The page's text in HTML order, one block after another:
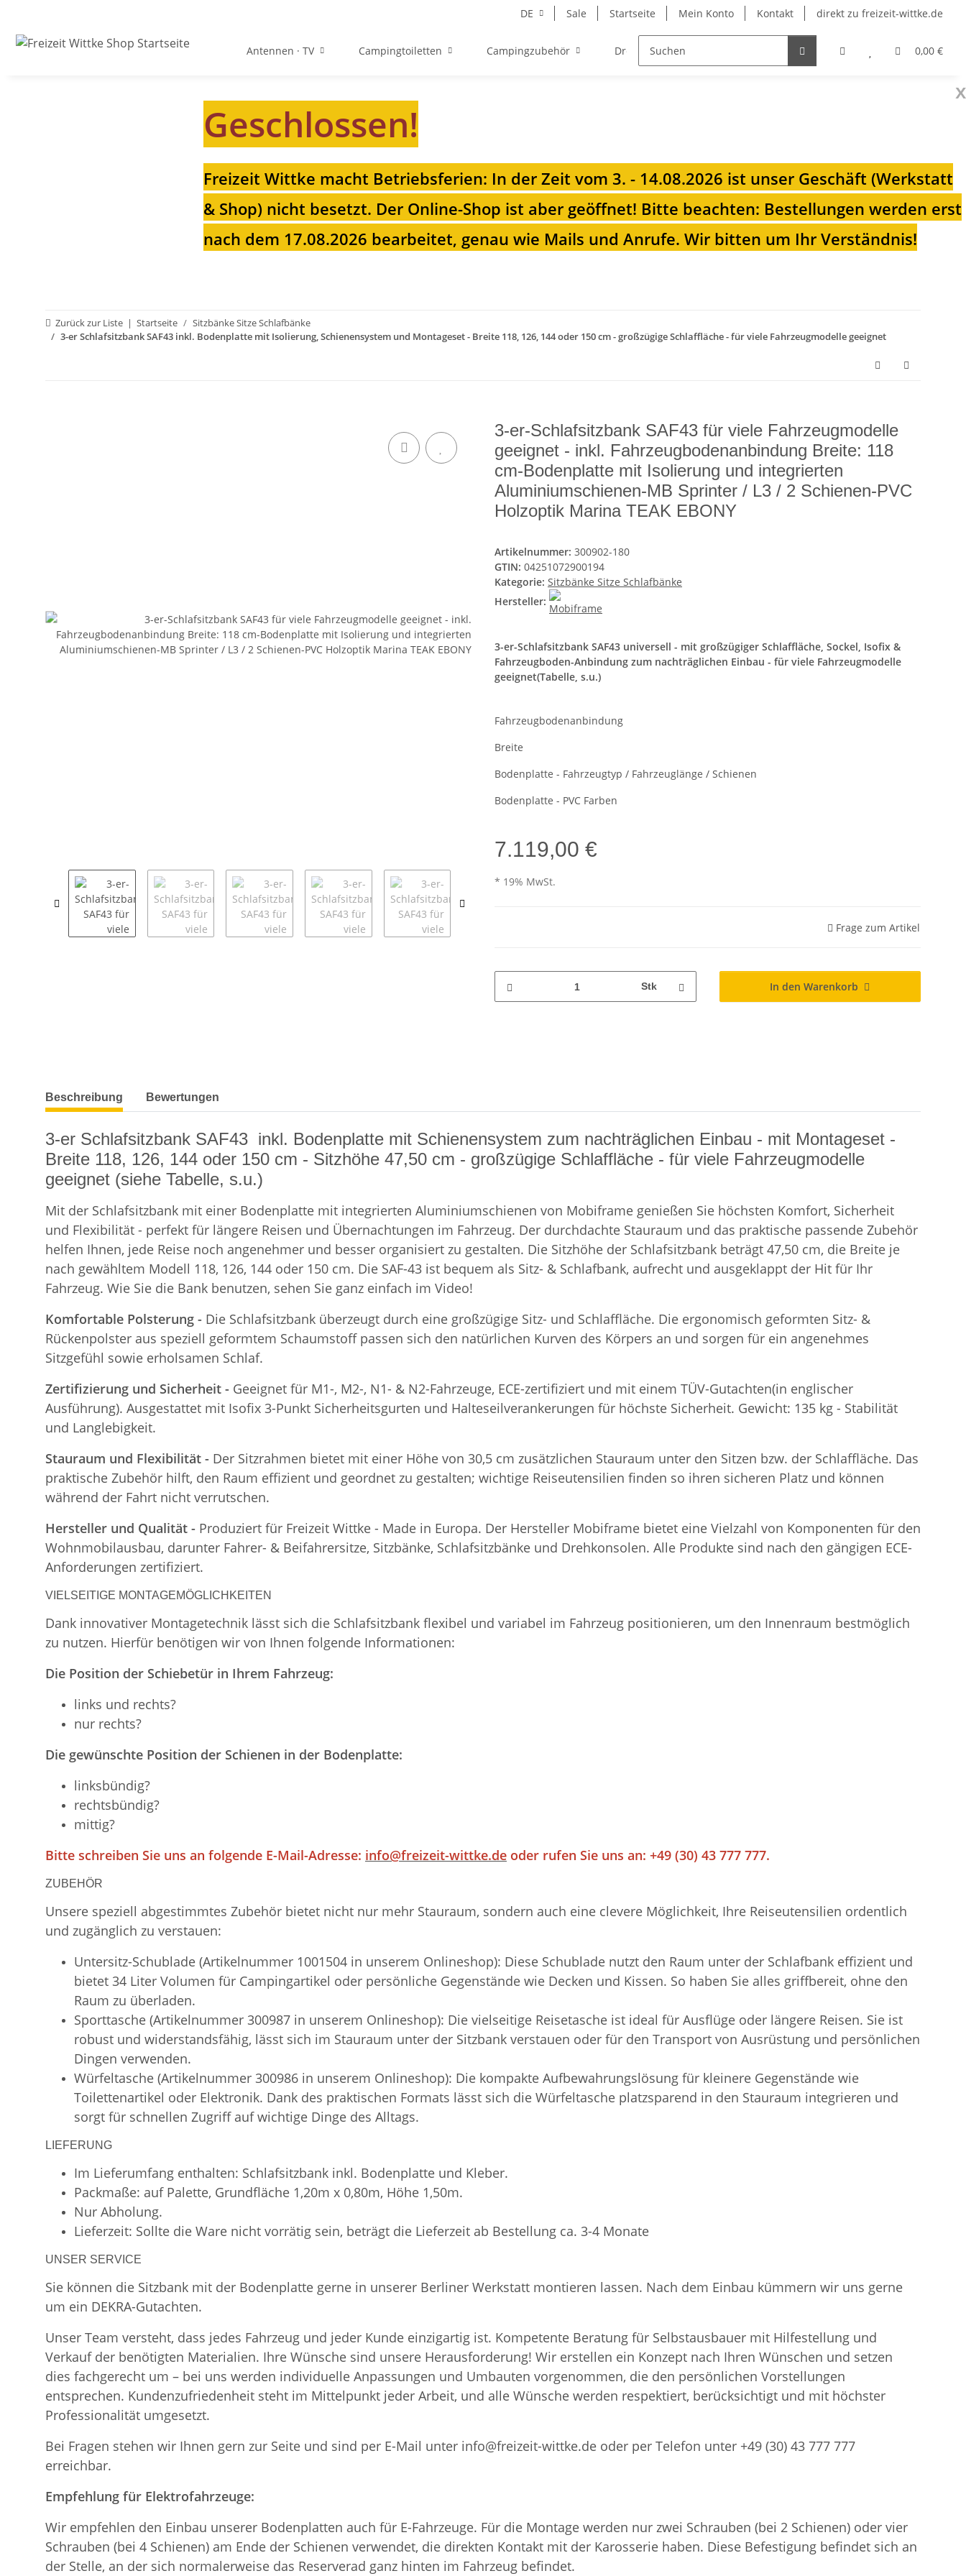
DE Sale Startseite Mein Konto Kontakt direkt zu freizeit-wittke.de
0,00 €
Antennen · TV Campingtoiletten Campingzubehör Drehkonsolen Heizungen für Ihren
x
Geschlossen!
Freizeit Wittke macht Betriebsferien: In der Zeit vom 3. - 14.08.2026 ist unser Geschäft (Werkstatt
& Shop) nicht besetzt. Der Online-Shop ist aber geöffnet! Bitte beachten: Bestellungen werden erst
nach dem 17.08.2026 bearbeitet, genau wie Mails und Anrufe. Wir bitten um Ihr Verständnis!
Zurück zur Liste Startseite
Sitzbänke Sitze Schlafbänke
3-er Schlafsitzbank SAF43 inkl. Bodenplatte mit Isolierung, Schienensystem und Montageset - Breite 118, 126, 144 oder 150 cm - großzügige Schlaffläche - für viele Fahrzeugmodelle geeignet
3-er-Schlafsitzbank SAF43 für viele Fahrzeugmodelle
geeignet - inkl. Fahrzeugbodenanbindung Breite: 118
cm-Bodenplatte mit Isolierung und integrierten
Aluminiumschienen-MB Sprinter / L3 / 2 Schienen-PVC
Holzoptik Marina TEAK EBONY
Artikelnummer: 300902-180
GTIN: 04251072900194
Kategorie: Sitzbänke Sitze Schlafbänke
Hersteller:
3-er-Schlafsitzbank SAF43 universell - mit großzügiger Schlaffläche, Sockel, Isofix &
Fahrzeugboden-Anbindung zum nachträglichen Einbau - für viele Fahrzeugmodelle
geeignet(Tabelle, s.u.)
Fahrzeugbodenanbindung
Breite
Bodenplatte - Fahrzeugtyp / Fahrzeuglänge / Schienen
Bodenplatte - PVC Farben
7.119,00 €
* 19% MwSt.
Frage zum Artikel
Stk In den Warenkorb
weitere Registerkarten anzeigen
Beschreibung Bewertungen
3-er Schlafsitzbank SAF43 inkl. Bodenplatte mit Schienensystem zum nachträglichen Einbau - mit Montageset -
Breite 118, 126, 144 oder 150 cm - Sitzhöhe 47,50 cm - großzügige Schlaffläche - für viele Fahrzeugmodelle
geeignet (siehe Tabelle, s.u.)
Mit der Schlafsitzbank mit einer Bodenplatte mit integrierten Aluminiumschienen von Mobiframe genießen Sie höchsten Komfort, Sicherheit
und Flexibilität - perfekt für längere Reisen und Übernachtungen im Fahrzeug. Der durchdachte Stauraum und das praktische passende Zubehör
helfen Ihnen, jede Reise noch angenehmer und besser organisiert zu gestalten. Die Sitzhöhe der Schlafsitzbank beträgt 47,50 cm, die Breite je
nach gewähltem Modell 118, 126, 144 oder 150 cm. Die SAF-43 ist bequem als Sitz- & Schlafbank, aufrecht und ausgeklappt der Hit für Ihr
Fahrzeug. Wie Sie die Bank benutzen, sehen Sie ganz einfach im Video!
Komfortable Polsterung - Die Schlafsitzbank überzeugt durch eine großzügige Sitz- und Schlaffläche. Die ergonomisch geformten Sitz- &
Rückenpolster aus speziell geformtem Schaumstoff passen sich den natürlichen Kurven des Körpers an und sorgen für ein angenehmes
Sitzgefühl sowie erholsamen Schlaf.
Zertifizierung und Sicherheit - Geeignet für M1-, M2-, N1- & N2-Fahrzeuge, ECE-zertifiziert und mit einem TÜV-Gutachten(in englischer
Ausführung). Ausgestattet mit Isofix 3-Punkt Sicherheitsgurten und Halteseilverankerungen für höchste Sicherheit. Gewicht: 135 kg - Stabilität
und Langlebigkeit.
Stauraum und Flexibilität - Der Sitzrahmen bietet mit einer Höhe von 30,5 cm zusätzlichen Stauraum unter den Sitzen bzw. der Schlaffläche. Das
praktische Zubehör hilft, den Raum effizient und geordnet zu gestalten; wichtige Reiseutensilien finden so ihren sicheren Platz und können
während der Fahrt nicht verrutschen.
Hersteller und Qualität - Produziert für Freizeit Wittke - Made in Europa. Der Hersteller Mobiframe bietet eine Vielzahl von Komponenten für den
Wohnmobilausbau, darunter Fahrer- & Beifahrersitze, Sitzbänke, Schlafsitzbänke und Drehkonsolen. Alle Produkte sind nach den gängigen ECE-
Anforderungen zertifiziert.
VIELSEITIGE MONTAGEMÖGLICHKEITEN
Dank innovativer Montagetechnik lässt sich die Schlafsitzbank flexibel und variabel im Fahrzeug positionieren, um den Innenraum bestmöglich
zu nutzen. Hierfür benötigen wir von Ihnen folgende Informationen:
Die Position der Schiebetür in Ihrem Fahrzeug:
links und rechts?
nur rechts?
Die gewünschte Position der Schienen in der Bodenplatte:
linksbündig?
rechtsbündig?
mittig?
Bitte schreiben Sie uns an folgende E-Mail-Adresse: info@freizeit-wittke.de oder rufen Sie uns an: +49 (30) 43 777 777.
ZUBEHÖR
Unsere speziell abgestimmtes Zubehör bietet nicht nur mehr Stauraum, sondern auch eine clevere Möglichkeit, Ihre Reiseutensilien ordentlich
und zugänglich zu verstauen:
Untersitz-Schublade (Artikelnummer 1001504 in unserem Onlineshop): Diese Schublade nutzt den Raum unter der Schlafbank effizient und
bietet 34 Liter Volumen für Campingartikel oder persönliche Gegenstände wie Decken und Kissen. So haben Sie alles griffbereit, ohne den
Raum zu überladen.
Sporttasche (Artikelnummer 300987 in unserem Onlineshop): Die vielseitige Reisetasche ist ideal für Ausflüge oder längere Reisen. Sie ist
robust und widerstandsfähig, lässt sich im Stauraum unter der Sitzbank verstauen oder für den Transport von Ausrüstung und persönlichen
Dingen verwenden.
Würfeltasche (Artikelnummer 300986 in unserem Onlineshop): Die kompakte Aufbewahrungslösung für kleinere Gegenstände wie
Toilettenartikel oder Elektronik. Dank des praktischen Formats lässt sich die Würfeltasche platzsparend in den Stauraum integrieren und
sorgt für schnellen Zugriff auf wichtige Dinge des Alltags.
LIEFERUNG
Im Lieferumfang enthalten: Schlafsitzbank inkl. Bodenplatte und Kleber.
Packmaße: auf Palette, Grundfläche 1,20m x 0,80m, Höhe 1,50m.
Nur Abholung.
Lieferzeit: Sollte die Ware nicht vorrätig sein, beträgt die Lieferzeit ab Bestellung ca. 3-4 Monate
UNSER SERVICE
Sie können die Sitzbank mit der Bodenplatte gerne in unserer Berliner Werkstatt montieren lassen. Nach dem Einbau kümmern wir uns gerne
um ein DEKRA-Gutachten.
Unser Team versteht, dass jedes Fahrzeug und jeder Kunde einzigartig ist. Kompetente Beratung für Selbstausbauer mit Hilfestellung und
Verkauf der benötigten Materialien. Ihre Wünsche sind unsere Herausforderung! Wir erstellen ein Konzept nach Ihren Wünschen und setzen
dies fachgerecht um – bei uns werden individuelle Anpassungen und Umbauten vorgenommen, die den persönlichen Vorstellungen
entsprechen. Kundenzufriedenheit steht im Mittelpunkt jeder Arbeit, und alle Wünsche werden respektiert, berücksichtigt und mit höchster
Professionalität umgesetzt.
Bei Fragen stehen wir Ihnen gern zur Seite und sind per E-Mail unter info@freizeit-wittke.de oder per Telefon unter +49 (30) 43 777 777
erreichbar.
Empfehlung für Elektrofahrzeuge:
Wir empfehlen den Einbau unserer Bodenplatten auch für E-Fahrzeuge. Für die Montage werden nur zwei Schrauben (bei 2 Schienen) oder vier
Schrauben (bei 4 Schienen) am Ende der Schienen verwendet, die direkten Kontakt mit der Karosserie haben. Diese Befestigung befindet sich an
der Stelle, an der sich normalerweise das Reserverad ganz hinten im Fahrzeug befindet.